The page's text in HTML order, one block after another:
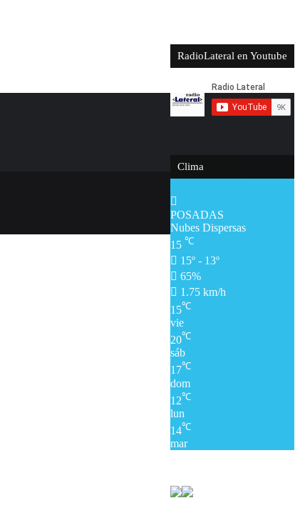
RadioLateral en Youtube
Clima
POSADAS
Nubes Dispersas
15 ℃
15º - 13º
65%
1.75 km/h
15℃
vie
20℃
sáb
17℃
dom
12℃
lun
14℃
mar